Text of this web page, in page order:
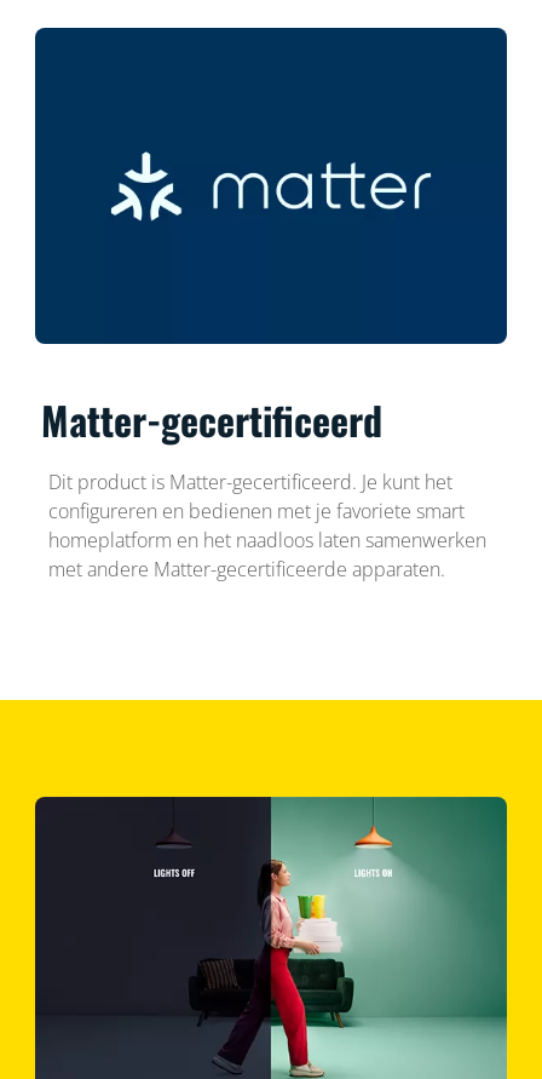
Matter-gecertificeerd
Dit product is Matter-gecertificeerd. Je kunt het
configureren en bedienen met je favoriete smart
homeplatform en het naadloos laten samenwerken
met andere Matter-gecertificeerde apparaten.